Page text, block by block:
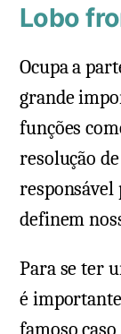
Lobo
Ocupa a
grande
funções
resolução
definem
Para se ter
é